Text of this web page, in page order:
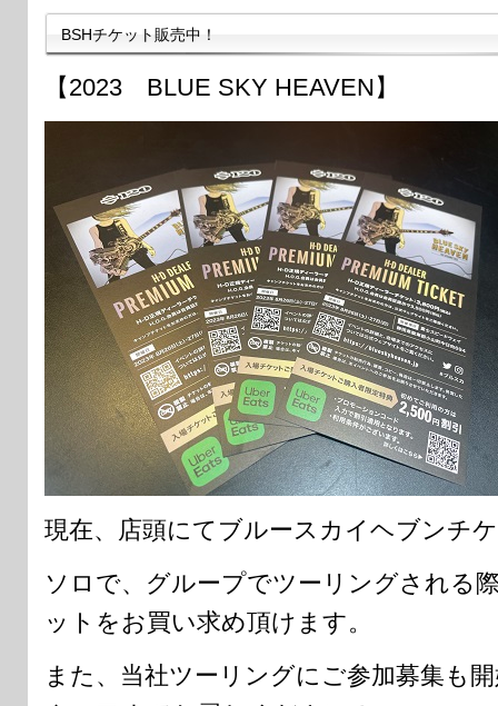
BSHチケット販売中！
【2023 BLUE SKY HEAVEN】
現在、店頭にてブルースカイヘブンチ
ソロで、グループでツーリングされる
ットをお買い求め頂けます。
また、当社ツーリングにご参加募集も